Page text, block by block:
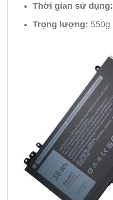
Thời gian sử dụng:
Trọng lượng: 550g